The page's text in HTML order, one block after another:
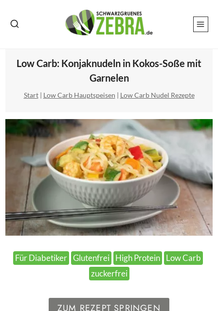
Inhalt
Low Carb: Konjaknudeln in Kokos-Soße mit
Garnelen
Start| Low Carb Hauptspeisen | Low Carb Nudel Rezepte
Für Diabetiker Glutenfrei High Protein
Low Carb
zuckerfrei
ZUM REZEPT SPRINGEN